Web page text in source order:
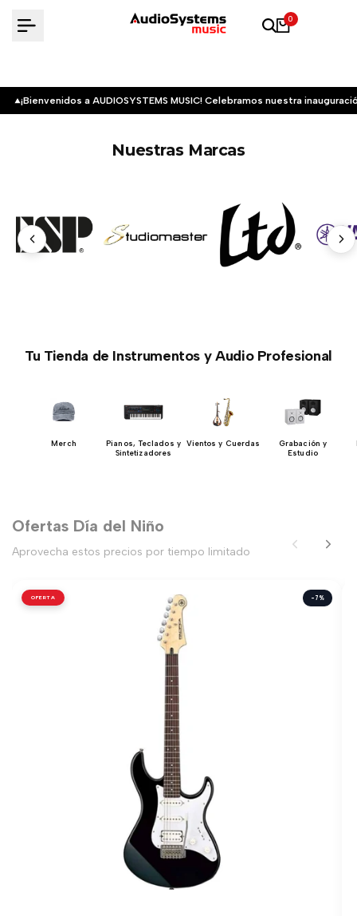
0
¡Bienvenidos a AUDIOSYSTEMS MUSIC! Celebramos nuestra
Nuestras Marcas
Tu Tienda de Instrumentos y Audio Profesional
Merch
Pianos, Teclados y
Sintetizadores
Vientos y Cuerdas
Grabación y
Estudio
Ofertas Día del Niño
Aprovecha estos precios por tiempo limitado
OFERTA -7%